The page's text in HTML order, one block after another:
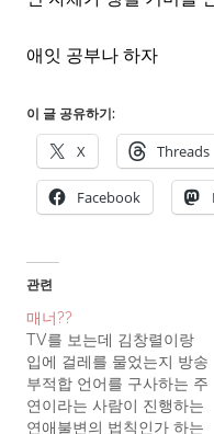
애잇 공부나 하자
이 글 공유하기:
X Threads
Facebook
관련
매너??
TV를 보는데 김창렬이랑
입에 걸레를 물었는지 방송
부적합 언어를 구사하는 주
연이라는 사람이 진행하는
연애불변의 법칙인가 하는